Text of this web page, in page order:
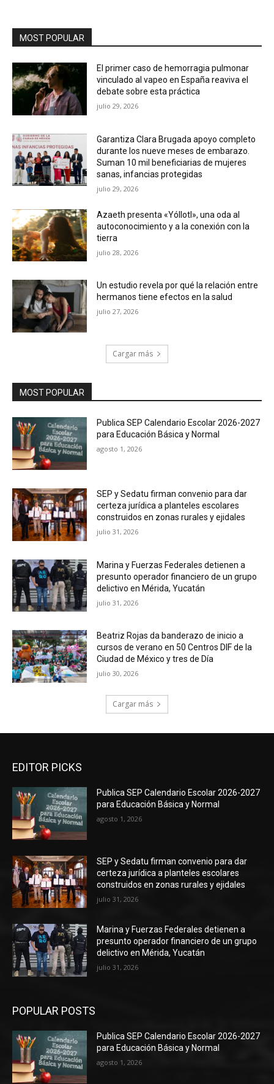
MOST POPULAR
El primer caso de hemorragia pulmonar
vinculado al vapeo en España reaviva el
debate sobre esta práctica
julio 29, 2026
Garantiza Clara Brugada apoyo completo
durante los nueve meses de embarazo.
Suman 10 mil beneficiarias de mujeres
sanas, infancias protegidas
julio 29, 2026
Azaeth presenta «Yóllotl», una oda al
autoconocimiento y a la conexión con la
tierra
julio 28, 2026
Un estudio revela por qué la relación entre
hermanos tiene efectos en la salud
julio 27, 2026
Cargar más
MOST POPULAR
Publica SEP Calendario Escolar 2026-2027
para Educación Básica y Normal
agosto 1, 2026
SEP y Sedatu firman convenio para dar
certeza jurídica a planteles escolares
construidos en zonas rurales y ejidales
julio 31, 2026
Marina y Fuerzas Federales detienen a
presunto operador financiero de un grupo
delictivo en Mérida, Yucatán
julio 31, 2026
Beatriz Rojas da banderazo de inicio a
cursos de verano en 50 Centros DIF de la
Ciudad de México y tres de Día
julio 30, 2026
Cargar más
EDITOR PICKS
Publica SEP Calendario Escolar 2026-2027
para Educación Básica y Normal
agosto 1, 2026
SEP y Sedatu firman convenio para dar
certeza jurídica a planteles escolares
construidos en zonas rurales y ejidales
julio 31, 2026
Marina y Fuerzas Federales detienen a
presunto operador financiero de un grupo
delictivo en Mérida, Yucatán
julio 31, 2026
POPULAR POSTS
Publica SEP Calendario Escolar 2026-2027
para Educación Básica y Normal
agosto 1, 2026